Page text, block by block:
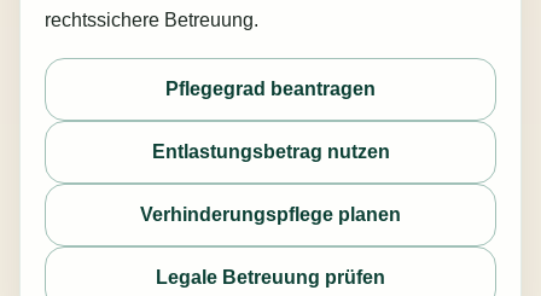
rechtssichere Betreuung.
Pflegegrad beantragen
Entlastungsbetrag nutzen
Verhinderungspflege planen
Legale Betreuung prüfen